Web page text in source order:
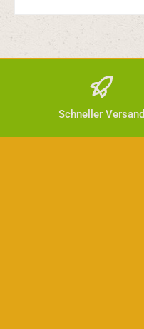
Schneller Versand